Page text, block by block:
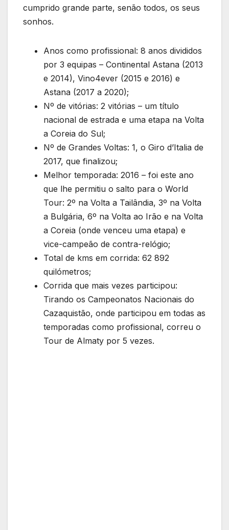
cumprido grande parte, senão todos, os seus
sonhos.
Anos como profissional: 8 anos divididos
por 3 equipas – Continental Astana (2013
e 2014), Vino4ever (2015 e 2016) e
Astana (2017 a 2020);
Nº de vitórias: 2 vitórias – um título
nacional de estrada e uma etapa na Volta
a Coreia do Sul;
Nº de Grandes Voltas: 1, o Giro d’Italia de
2017, que finalizou;
Melhor temporada: 2016 – foi este ano
que lhe permitiu o salto para o World
Tour: 2º na Volta a Tailândia, 3º na Volta
a Bulgária, 6º na Volta ao Irão e na Volta
a Coreia (onde venceu uma etapa) e
vice-campeão de contra-relógio;
Total de kms em corrida: 62 892
quilómetros;
Corrida que mais vezes participou:
Tirando os Campeonatos Nacionais do
Cazaquistão, onde participou em todas as
temporadas como profissional, correu o
Tour de Almaty por 5 vezes.